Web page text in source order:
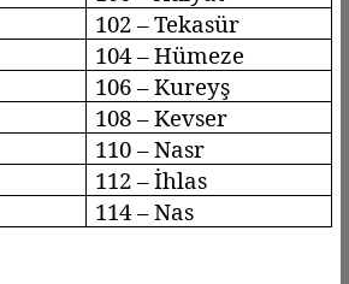
102 –Tekasür
104 –Hümeze
106 –Kureyş
108 – Kevser
110 –Nasr
112 – İhlas
114 – Nas